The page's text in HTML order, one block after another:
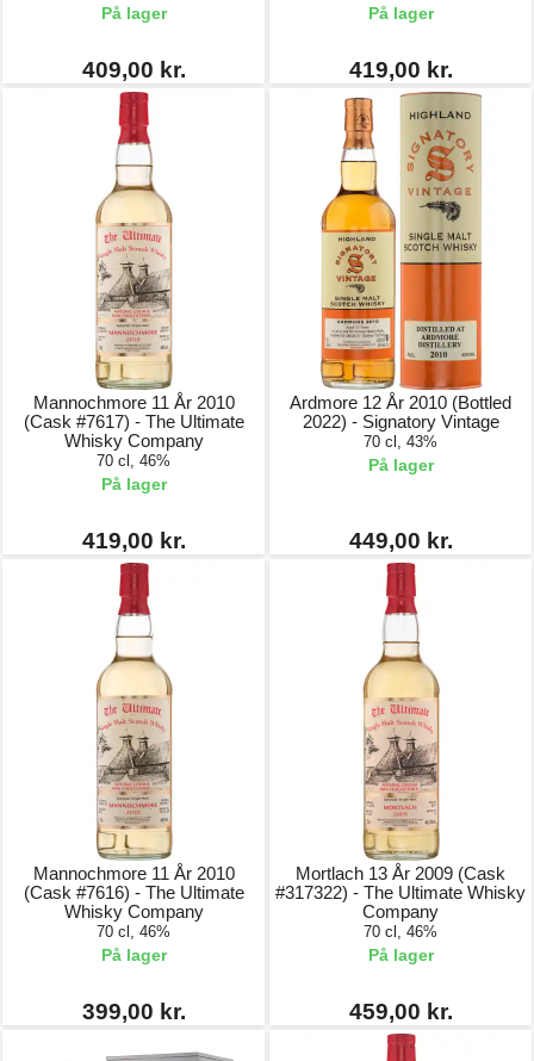
På lager
409,00 kr.
På lager
419,00 kr.
Mannochmore 11 År 2010
(Cask #7617) - The Ultimate
Whisky Company
70 cl, 46%
På lager
419,00 kr.
Ardmore 12 År 2010 (Bottled
2022) - Signatory Vintage
70 cl, 43%
På lager
449,00 kr.
Mannochmore 11 År 2010
(Cask #7616) - The Ultimate
Whisky Company
70 cl, 46%
På lager
399,00 kr.
Mortlach 13 År 2009 (Cask
#317322) - The Ultimate Whisky
Company
70 cl, 46%
På lager
459,00 kr.